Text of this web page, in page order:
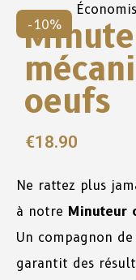
-10%
oeufs
€18.90
Ne rattez plus
à notre Minuteur
Un compagnon
garantit des